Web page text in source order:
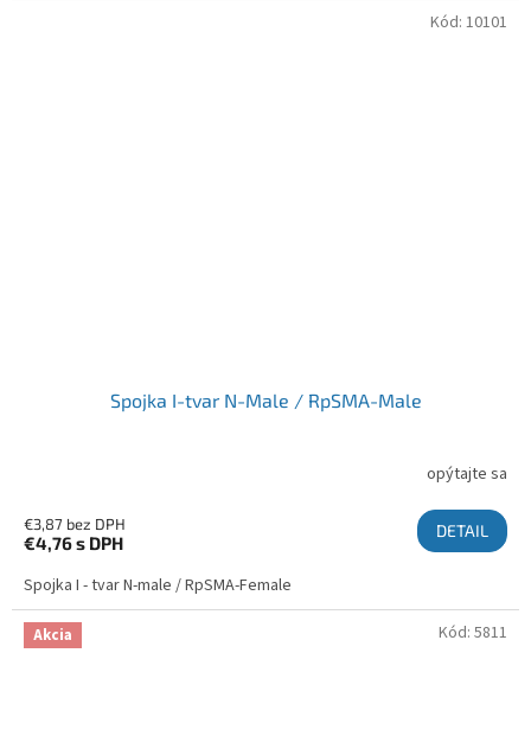
Spojka I-tvar N-Male / RpSMA-Male
opýtajte sa
€3,87 bez DPH
€4,76s DPH
DETAIL
Spojka I - tvar N-male / RpSMA-Female
Kód: 10101
Akcia Kód: 5811